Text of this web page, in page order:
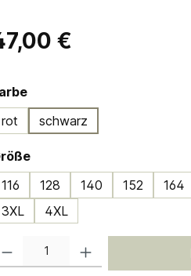
Preis:
€
auswählen
rot
schwarz
auswählen
116
128 140 152 164
3XL
4XL